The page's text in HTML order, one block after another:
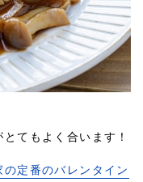
てもよく合います！
の定番のバレンタイン